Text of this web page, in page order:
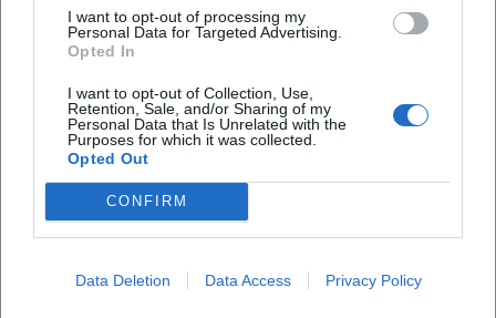
I want to opt-out of processing my
Personal Data for Targeted Advertising.
Opted In
I want to opt-out of Collection, Use,
Retention, Sale, and/or Sharing of my
Personal Data that Is Unrelated with the
Purposes for which it was collected.
Opted Out
CONFIRM
Data Deletion Data Access Privacy Policy
nutzt die Puppe als Reflexionsfläche: Figuren werden zu
Kommentatoren des Bühnengeschehens, setzen Subtexte
Produktion entfalten Musik, Sprache und Bewegung eine
synästhetische Einheit. Technisch arbeitet er mit klarem
Licht, rhythmischer Szenenfolge und einer „sprechenden“
referenziert er auf Traditionen des Wiener
Unterhaltungstheaters, der Operette und des Chansons –
er die Dialogdramaturgie, in Franui-Projekten die